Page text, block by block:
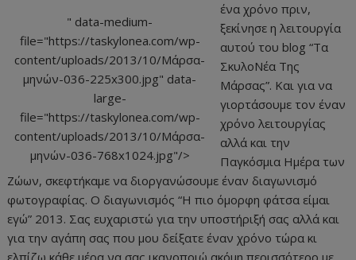
" data-medium-
file="https://taskylonea.com/wp-
content/uploads/2013/10/Μάρσα-
μηνών-036-225x300.jpg" data-
large-
file="https://taskylonea.com/wp-
content/uploads/2013/10/Μάρσα-
μηνών-036-768x1024.jpg"/>
ένα χρόνο πριν,
ξεκίνησε η λειτουργία
αυτού του blog “Τα
ΣκυλοΝέα Της
Μάρσας”. Και για να
γιορτάσουμε τον έναν
χρόνο λειτουργίας
αλλά και την
Παγκόσμια Ημέρα των
Ζώων, σκεφτήκαμε να διοργανώσουμε έναν διαγωνισμό
φωτογραφίας. Ο διαγωνισμός “Η πιο όμορφη φάτσα είμαι
εγώ” 2013. Σας ευχαριστώ για την υποστήριξή σας αλλά και
για την αγάπη σας που μου δείξατε έναν χρόνο τώρα κι